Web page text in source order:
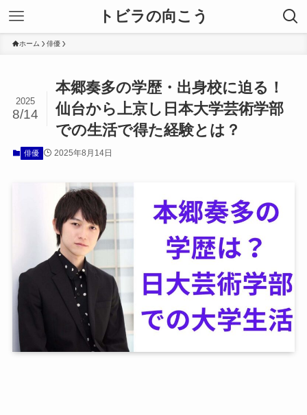
トビラの向こう
ホーム 俳優
本郷奏多の学歴・出身校に迫る！
仙台から上京し日本大学芸術学部
での生活で得た経験とは？
2025
8/14
俳優 2025年8月14日